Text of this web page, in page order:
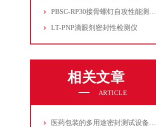
PBSC-RP30接骨螺钉自攻性能测试‌仪
LT-PNP滴眼剂密封性检测仪
相关文章
ARTICLE
医药包装的多用途密封测试设备：LT-03A泄漏与密封强度测试仪